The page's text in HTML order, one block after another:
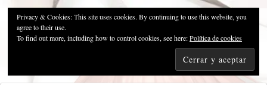
Pzykosis666HFansub
"I'm the best there is at what I do, but what I do best isn't very
Privacy & Cookies: This site uses cookies. By continuing to use this website, you
agree to their use.
To find out more, including how to control cookies, see here:Política de cookies